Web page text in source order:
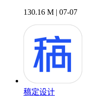
130.16 M | 07-07
稿定设计